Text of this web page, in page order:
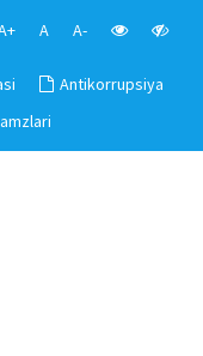
A A-
Antikorrupsiya